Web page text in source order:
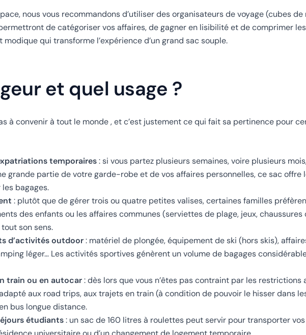
nous vous recommandons d’utiliser des organisateurs de voyage (cubes de
de catégoriser vos affaires, de gagner en lisibilité et de comprimer
modique qui transforme l’expérience d’un grand sac souple.
et quel usage ?
à convenir à tout le monde , et c’est justement ce qui fait sa pertinence pour
temporaires: si vous partez plusieurs semaines, voire plusieurs
grande partie de votre garde-robe et de vos affaires personnelles, ce sac offre
bagages.
: plutôt que de gérer trois ou quatre petites valises, certaines familles
des enfants ou les affaires communes (serviettes de plage, jeux, chaussures
son sens.
d’activités outdoor: matériel de plongée, équipement de ski (hors skis),
léger… Les activités sportives génèrent un volume de bagages
train ou en autocar: dès lors que vous n’êtes pas contraint par les restrictions
aux road trips, aux trajets en train (à condition de pouvoir le hisser dans
bus longue distance.
étudiants: un sac de 160 litres à roulettes peut servir pour transporter